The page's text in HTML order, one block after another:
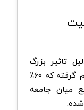
تاثیر بزرگ
بازیکنان بر محبوبیت بازی، تصمیم گرفته که ۶۰٪
میان جامعه